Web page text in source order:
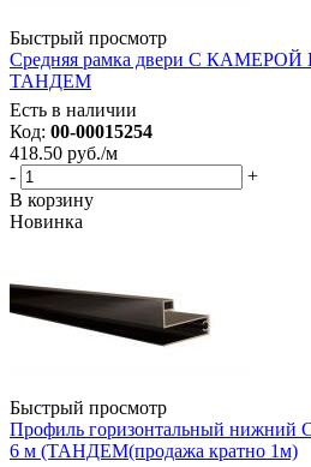
Быстрый просмотр
Средняя рамка двери С КАМЕРОЙ
ТАНДЕМ
Есть в наличии
Код: 00-00015254
418.50 руб./м
-
+
В корзину
Новинка
Быстрый просмотр
Профиль горизонтальный
6 м (ТАНДЕМ(продажа кратно 1м)